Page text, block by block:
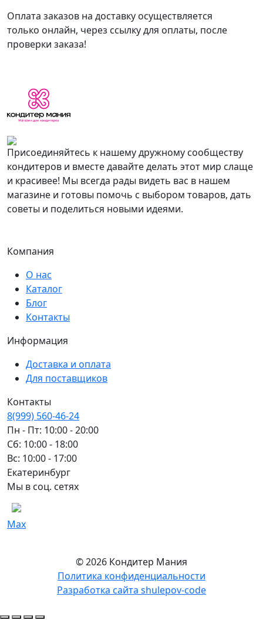
Оплата заказов на доставку осуществляется
только онлайн, через ссылку для оплаты, после
проверки заказа!
Присоединяйтесь к нашему дружному сообществу
кондитеров и вместе давайте делать этот мир слаще
и красивее! Мы всегда рады видеть вас в нашем
магазине и готовы помочь с выбором товаров, дать
советы и поделиться новыми идеями.
Компания
О нас
Каталог
Блог
Контакты
Информация
Доставка и оплата
Для поставщиков
Контакты
8(999) 560-46-24
Пн - Пт: 10:00 - 20:00
Сб: 10:00 - 18:00
Вс: 10:00 - 17:00
Екатеринбург
Мы в соц. сетях
Max
© 2026 Кондитер Мания
Политика конфиденциальности
Разработка сайта shulepov-code